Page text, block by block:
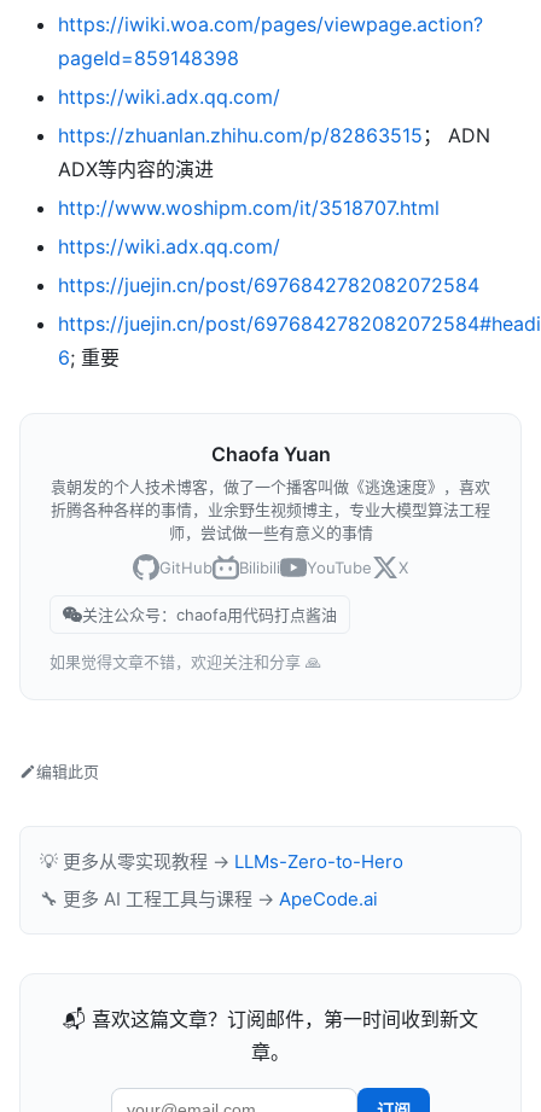
https://iwiki.woa.com/pages/viewpage.action?
pageId=859148398
https://wiki.adx.qq.com/
https://zhuanlan.zhihu.com/p/82863515 ； ADN
ADX等内容的演进
http://www.woshipm.com/it/3518707.html
https://wiki.adx.qq.com/
https://juejin.cn/post/6976842782082072584
https://juejin.cn/post/
6; 重要
Chaofa Yuan
袁朝发的个人技术博客，做了一个播客叫做《逃逸速度》，喜欢
折腾各种各样的事情，业余野生视频博主，专业大模型算法工程
师，尝试做一些有意义的事情
GitHub
Bilibili YouTube X
关注公众号：chaofa用代码打点酱油
如果觉得文章不错，欢迎关注和分享 🙏
编辑此页
💡 更多从零实现教程 → LLMs-Zero-to-Hero
🔧 更多 AI 工程工具与课程 → ApeCode.ai
📬 喜欢这篇文章？订阅邮件，第一时间收到新文
章。